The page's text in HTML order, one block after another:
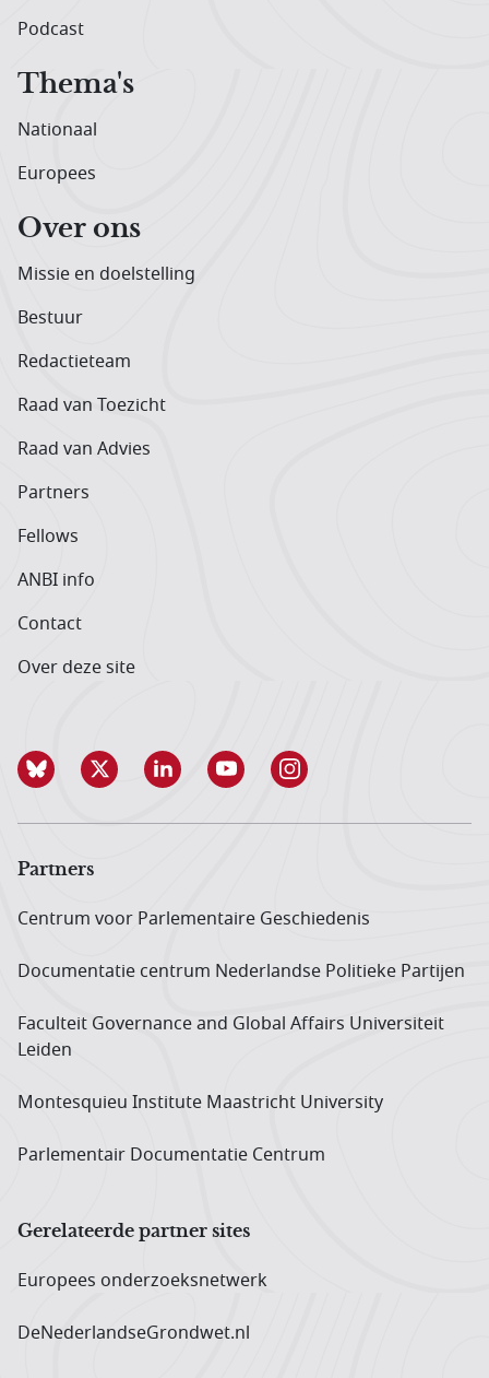
Podcast
Thema's
Nationaal
Europees
Over ons
Missie en doelstelling
Bestuur
Redactieteam
Raad van Toezicht
Raad van Advies
Partners
Fellows
ANBI info
Contact
Over deze site
Partners
Centrum voor Parlementaire Geschiedenis
Documentatie centrum Neder­landse Politieke Partijen
Faculteit Governance and Global Affairs Universiteit
Leiden
Montesquieu Institute Maastricht University
Parlementair Documentatie Centrum
Gerelateerde partner sites
Europees onderzoeks­netwerk
DeNederlandseGrondwet.nl